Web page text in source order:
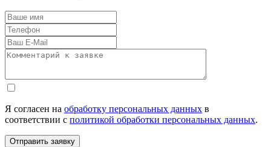
Я согласен на обработку персональных данных в
соответствии с политикой обработки персональных данных.
Отправить заявку